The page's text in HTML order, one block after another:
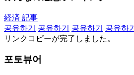
経済 記事
공유하기
공유하기 공유하기 공유하기
リンクコピーが完了しました。
포토뷰어